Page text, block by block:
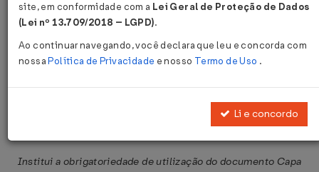
Página Inicial Legislações
Protocolo ICMS nº 168 de
Institui a obrigatoriedade de utilização do documento Capa
site, em conformidade com a Lei Geral de Proteção de Dados
(Lei nº 13.709/2018 – LGPD).
Ao continuar navegando, você declara que leu e concorda com
nossaPolítica de Privacidade e nosso Termo de Uso .
Li e concordo